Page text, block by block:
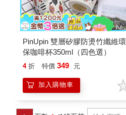
PinUpin 雙層矽膠防燙竹纖維環
保咖啡杯350ml（四色選）
4 折 特價 349 元
加入購物車